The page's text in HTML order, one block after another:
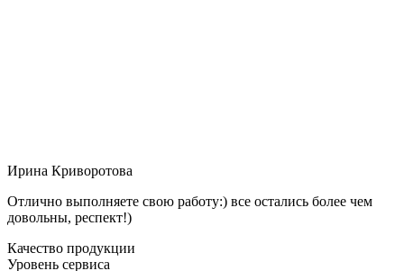
Ирина Криворотова
Отлично выполняете свою работу:) все остались более чем
довольны, респект!)
Качество продукции
Уровень сервиса